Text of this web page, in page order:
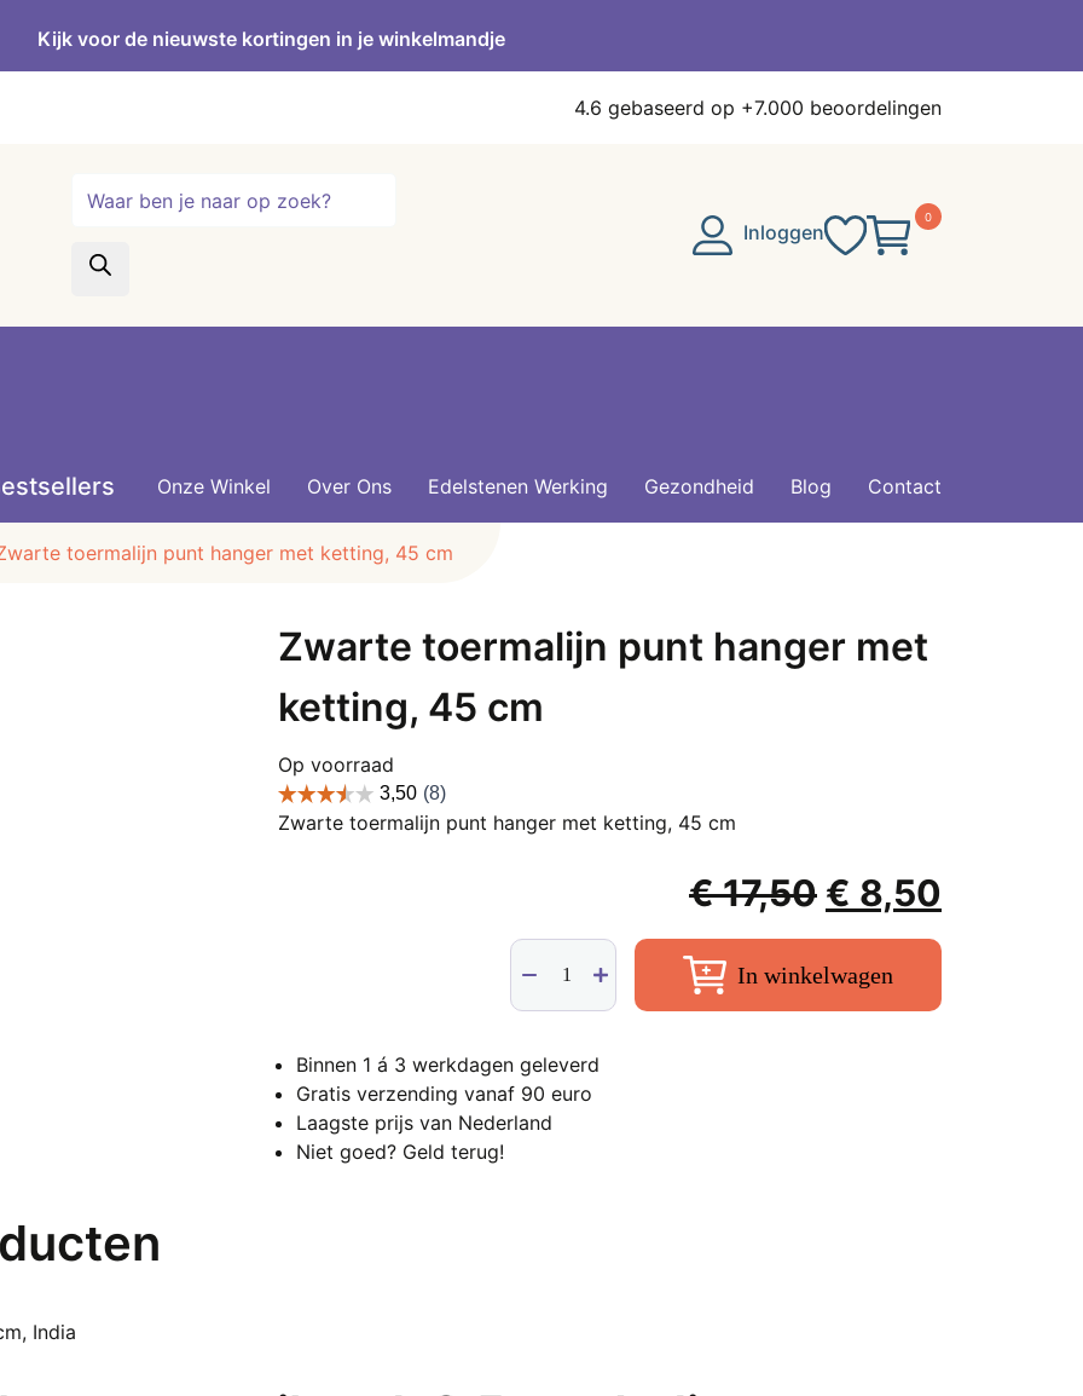
Kijk voor de nieuwste kortingen in je winkelmandje
4.6 gebaseerd op +7.000 beoordelingen
zoeken
Inloggen
0
Onze Winkel Over Ons Edelstenen Werking Gezondheid Blog Contact
toermalijn punt hanger met ketting, 45 cm
Zwarte toermalijn punt hanger met
ketting, 45 cm
Op voorraad
Zwarte toermalijn punt hanger met ketting, 45 cm
€17,50
prijs
was:
€ 17,50.
€ 8,50
€ 8,50.
Zwarte
toermalijn
punt
met
ketting,
45
In winkelwagen
Binnen 1 á 3 werkdagen geleverd
Gratis verzending vanaf 90 euro
Laagste prijs van Nederland
Niet goed? Geld terug!